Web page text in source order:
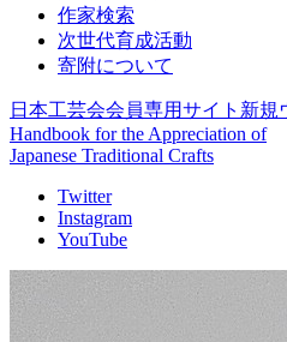
作家検索
次世代育成活動
寄附について
日本工芸会会員専用サイト 新規
Handbook for the Appreciation of
Japanese Traditional Crafts
Twitter
Instagram
YouTube